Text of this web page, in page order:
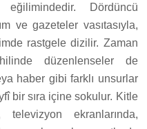
Dördüncü
ve gazeteler vasıtasıyla,
rastgele dizilir. Zaman
düzenlenseler de
haber gibi farklı unsurlar
bir sıra içine sokulur. Kitle
ekranlarında,